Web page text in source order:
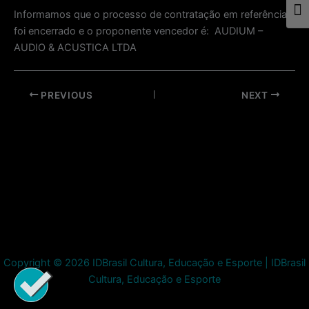
Informamos que o processo de contratação em referência
foi encerrado e o proponente vencedor é: AUDIUM –
AUDIO & ACUSTICA LTDA
Post
PREVIOUS NEXT
Copyright © 2026 IDBrasil Cultura, Educação e Esporte | IDBrasil
Cultura, Educação e Esporte